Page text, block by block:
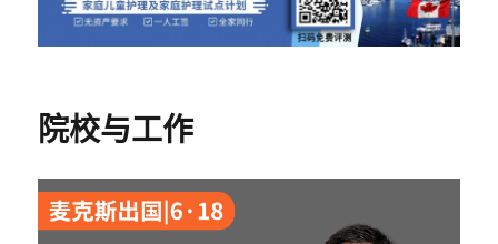
院校与工作